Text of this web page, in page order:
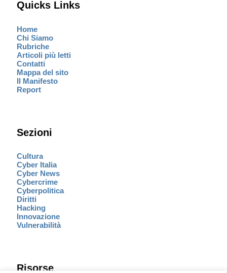
Quicks Links
Home
Chi Siamo
Rubriche
Articoli più letti
Contatti
Mappa del sito
Il Manifesto
Report
Sezioni
Cultura
Cyber Italia
Cyber News
Cybercrime
Cyberpolitica
Diritti
Hacking
Innovazione
Vulnerabilità
Risorse